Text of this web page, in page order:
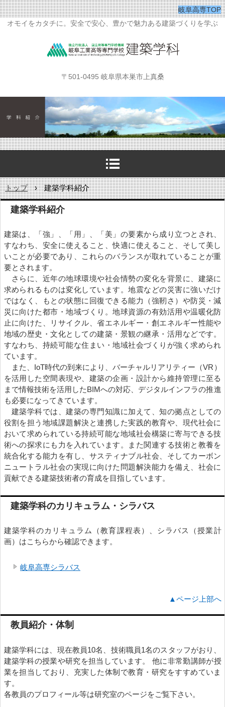
岐阜高専TOP
オモイをカタチに。安全で安心、豊かで魅力ある建築づくりを学ぶ
〒501-0495 岐阜県本巣市上真桑
トップ › 建築学科紹介
建築学科紹介
建築は、「強」、「用」、「美」の要素から成り立つとされ、
すなわち、安全に使えること、快適に使えること、そして美し
いことが必要であり、これらのバランスが取れていることが重
要とされます。
さらに、近年の地球環境や社会情勢の変化を背景に、建築に
求められるものは変化しています。地震などの災害に強いだけ
ではなく、もとの状態に回復できる能力（強靭さ）や防災・減
災に向けた都市・地域づくり。地球資源の有効活用や温暖化防
止に向けた、リサイクル、省エネルギー・創エネルギー性能や
地域の歴史・文化としての建築・景観の継承・活用などです。
すなわち、持続可能な住まい・地域社会づくりが強く求められ
ています。
また、IoT時代の到来により、バーチャルリアリティー（VR）
を活用した空間表現や、建築の企画・設計から維持管理に至る
まで情報技術を活用したBIMへの対応、デジタルインフラの推進
も必要になってきています。
建築学科では、建築の専門知識に加えて、知の拠点としての
役割を担う地域課題解決と連携した実践的教育や、現代社会に
おいて求められている持続可能な地域社会構築に寄与できる技
術への探求にも力を入れています。また関連する技術と教養を
統合化する能力を有し、サスティナブル社会、そしてカーボン
ニュートラル社会の実現に向けた問題解決能力を備え、社会に
貢献できる建築技術者の育成を目指しています。
建築学科のカリキュラム・シラバス
建築学科のカリキュラム（教育課程表）、シラバス（授業計
画）はこちらから確認できます。
岐阜高専シラバス
▲ページ上部へ
教員紹介・体制
建築学科には、現在教員10名、技術職員1名のスタッフがおり、
建築学科の授業や研究を担当しています。 他に非常勤講師が授
業を担当しており、充実した体制で教育・研究をすすめていま
す。
各教員のプロフィール等は研究室のページをご覧下さい。